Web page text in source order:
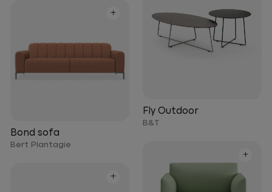
Fly Outdoor
B&T
+
Bond sofa
Bert Plantagie
+
+